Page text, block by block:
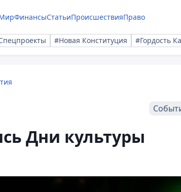
ФинансыСтатьиПроисшествияПраво
#Новая Конституция #Гордость
Дни культуры